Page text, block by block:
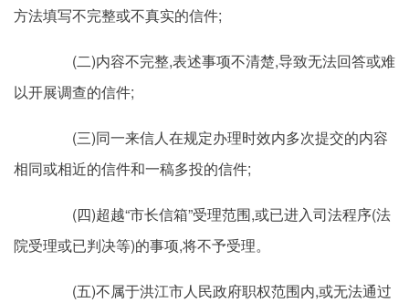
方法填写不完整或不真实的信件;
(二)内容不完整,表述事项不清楚,导致无法回答或难
以开展调查的信件;
(三)同一来信人在规定办理时效内多次提交的内容
相同或相近的信件和一稿多投的信件;
(四)超越“市长信箱”受理范围,或已进入司法程序(法
院受理或已判决等)的事项,将不予受理。
(五)不属于洪江市人民政府职权范围内,或无法通过